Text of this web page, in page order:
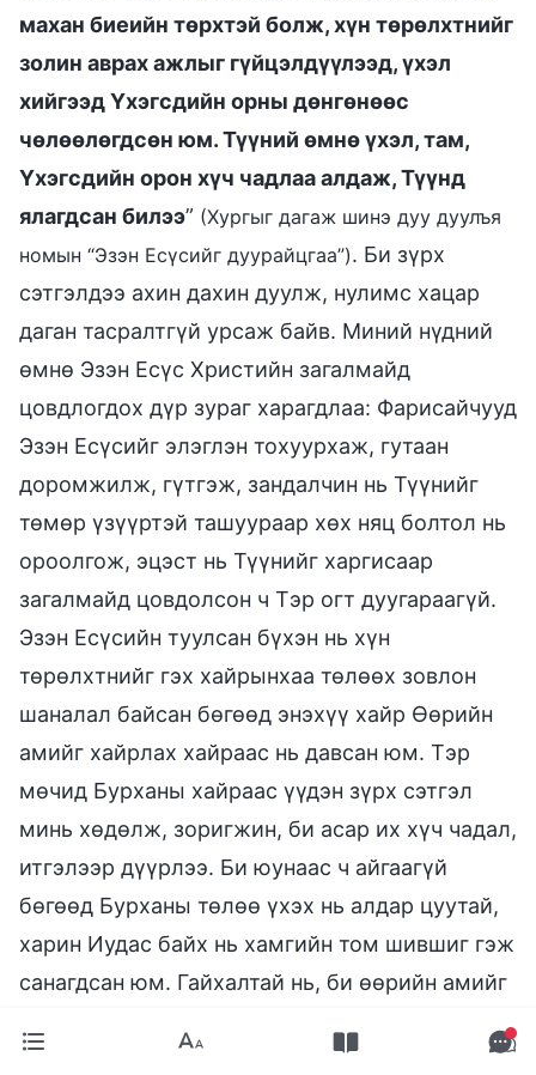
махан биеийн төрхтэй болж, хүн төрөлхтнийг
золин аврах ажлыг гүйцэлдүүлээд, үхэл
хийгээд Үхэгсдийн орны дөнгөнөөс
чөлөөлөгдсөн юм. Түүний өмнө үхэл, там,
Үхэгсдийн орон хүч чадлаа алдаж, Түүнд
ялагдсан билээ” (Хургыг дагаж шинэ дуу дуулъя
номын “Эзэн Есүсийг дуурайцгаа”). Би зүрх
сэтгэлдээ ахин дахин дуулж, нулимс хацар
даган тасралтгүй урсаж байв. Миний нүдний
өмнө Эзэн Есүс Христийн загалмайд
цовдлогдох дүр зураг харагдлаа: Фарисайчууд
Эзэн Есүсийг элэглэн тохуурхаж, гутаан
доромжилж, гүтгэж, зандалчин нь Түүнийг
төмөр үзүүртэй ташуураар хөх няц болтол нь
ороолгож, эцэст нь Түүнийг харгисаар
загалмайд цовдолсон ч Тэр огт дуугараагүй.
Эзэн Есүсийн туулсан бүхэн нь хүн
төрөлхтнийг гэх хайрынхаа төлөөх зовлон
шаналал байсан бөгөөд энэхүү хайр Өөрийн
амийг хайрлах хайраас нь давсан юм. Тэр
мөчид Бурханы хайраас үүдэн зүрх сэтгэл
минь хөдөлж, зоригжин, би асар их хүч чадал,
итгэлээр дүүрлээ. Би юунаас ч айгаагүй
бөгөөд Бурханы төлөө үхэх нь алдар цуутай,
харин Иудас байх нь хамгийн том шившиг гэж
санагдсан юм. Гайхалтай нь, би өөрийн амийг
зогсоно гэж шийдэх үед хорон муу цагдаа